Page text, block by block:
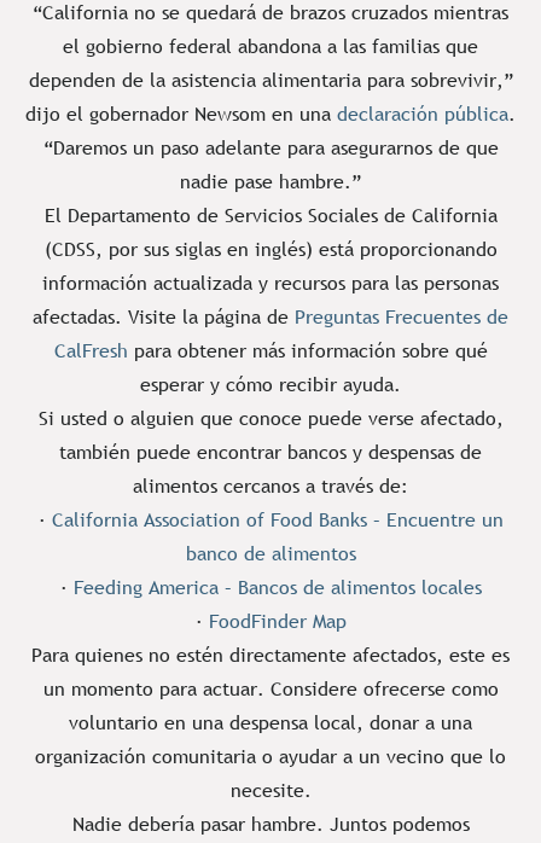
“California no se quedará de brazos cruzados mientras
el gobierno federal abandona a las familias que
dependen de la asistencia alimentaria para sobrevivir,”
dijo el gobernador Newsom en una declaración pública.
“Daremos un paso adelante para asegurarnos de que
nadie pase hambre.”
El Departamento de Servicios Sociales de California
(CDSS, por sus siglas en inglés) está proporcionando
información actualizada y recursos para las personas
afectadas. Visite la página de Preguntas Frecuentes de
CalFresh para obtener más información sobre qué
esperar y cómo recibir ayuda.
Si usted o alguien que conoce puede verse afectado,
también puede encontrar bancos y despensas de
alimentos cercanos a través de:
· California Association of Food Banks – Encuentre un
banco de alimentos
· Feeding America – Bancos de alimentos locales
· FoodFinder Map
Para quienes no estén directamente afectados, este es
un momento para actuar. Considere ofrecerse como
voluntario en una despensa local, donar a una
organización comunitaria o ayudar a un vecino que lo
necesite.
Nadie debería pasar hambre. Juntos podemos